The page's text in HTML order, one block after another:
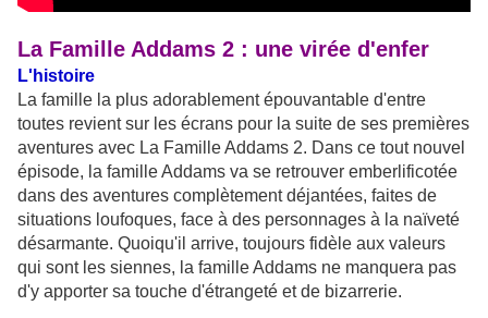
La Famille Addams 2 : une virée d'enfer
L'histoire
La famille la plus adorablement épouvantable d'entre
toutes revient sur les écrans pour la suite de ses premières
aventures avec La Famille Addams 2. Dans ce tout nouvel
épisode, la famille Addams va se retrouver emberlificotée
dans des aventures complètement déjantées, faites de
situations loufoques, face à des personnages à la naïveté
désarmante. Quoiqu'il arrive, toujours fidèle aux valeurs
qui sont les siennes, la famille Addams ne manquera pas
d'y apporter sa touche d'étrangeté et de bizarrerie.